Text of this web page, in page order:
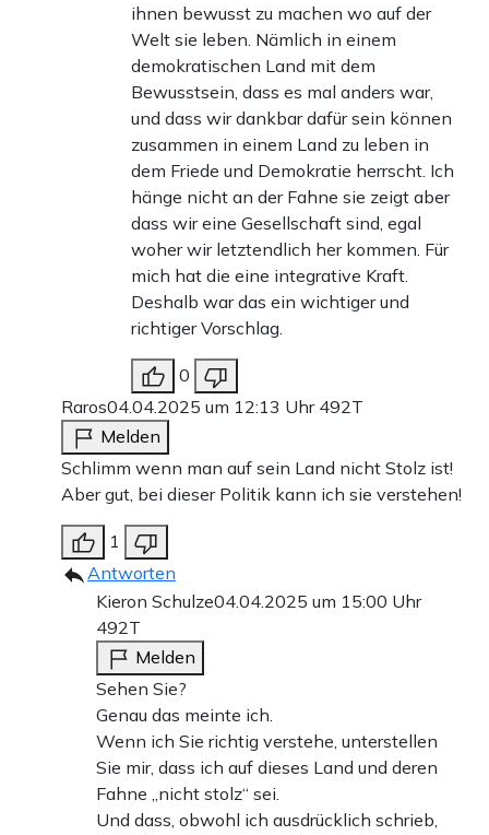
ihnen bewusst zu machen wo auf der
Welt sie leben. Nämlich in einem
demokratischen Land mit dem
Bewusstsein, dass es mal anders war,
und dass wir dankbar dafür sein können
zusammen in einem Land zu leben in
dem Friede und Demokratie herrscht. Ich
hänge nicht an der Fahne sie zeigt aber
dass wir eine Gesellschaft sind, egal
woher wir letztendlich her kommen. Für
mich hat die eine integrative Kraft.
Deshalb war das ein wichtiger und
richtiger Vorschlag.
0
Raros04.04.2025 um 12:13 Uhr 492T
Melden
Schlimm wenn man auf sein Land nicht Stolz ist!
Aber gut, bei dieser Politik kann ich sie verstehen!
1
Antworten
Kieron Schulze04.04.2025 um 15:00 Uhr
492T
Melden
Sehen Sie?
Genau das meinte ich.
Wenn ich Sie richtig verstehe, unterstellen
Sie mir, dass ich auf dieses Land und deren
Fahne „nicht stolz“ sei.
Und dass, obwohl ich ausdrücklich schrieb,